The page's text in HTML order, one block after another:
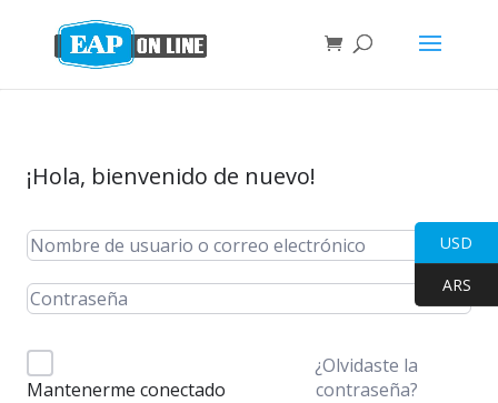
¡Hola, bienvenido de nuevo!
Mantenerme conectado
¿Olvidaste la
contraseña?
USD
ARS